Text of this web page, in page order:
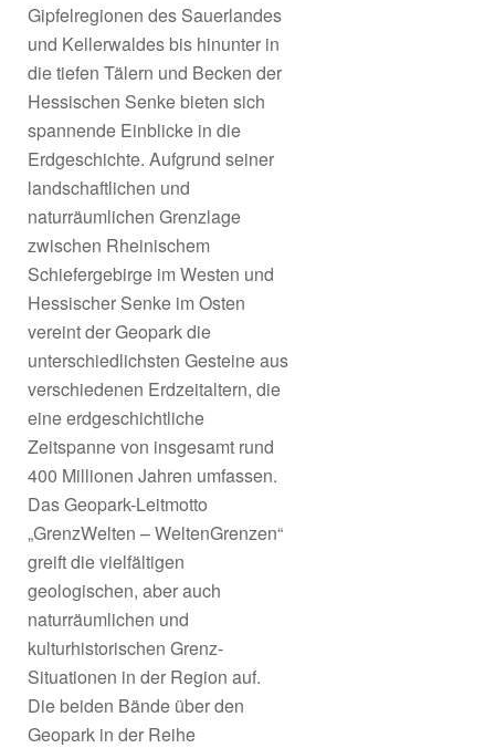
Gipfelregionen des Sauerlandes
und Kellerwaldes bis hinunter in
die tiefen Tälern und Becken der
Hessischen Senke bieten sich
spannende Einblicke in die
Erdgeschichte. Aufgrund seiner
landschaftlichen und
naturräumlichen Grenzlage
zwischen Rheinischem
Schiefergebirge im Westen und
Hessischer Senke im Osten
vereint der Geopark die
unterschiedlichsten Gesteine aus
verschiedenen Erdzeitaltern, die
eine erdgeschichtliche
Zeitspanne von insgesamt rund
400 Millionen Jahren umfassen.
Das Geopark-Leitmotto
„GrenzWelten – WeltenGrenzen“
greift die vielfältigen
geologischen, aber auch
naturräumlichen und
kulturhistorischen Grenz-
Situationen in der Region auf.
Die beiden Bände über den
Geopark in der Reihe